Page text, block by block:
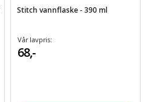
Stitch vannflaske - 390 ml
Vår lavpris:
68,-